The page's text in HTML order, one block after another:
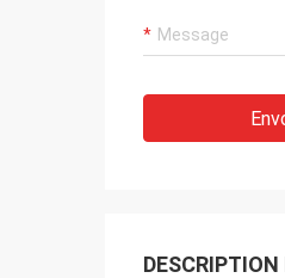
DESCRIPTION